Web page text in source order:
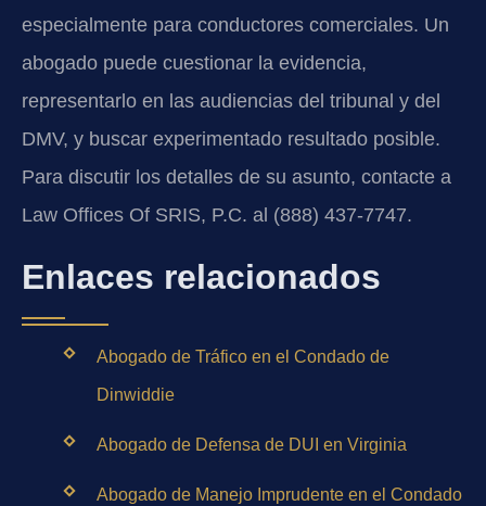
especialmente para conductores comerciales. Un
abogado puede cuestionar la evidencia,
representarlo en las audiencias del tribunal y del
DMV, y buscar experimentado resultado posible.
Para discutir los detalles de su asunto, contacte a
Law Offices Of SRIS, P.C. al (888) 437-7747.
Enlaces relacionados
Abogado de Tráfico en el Condado de
Dinwiddie
Abogado de Defensa de DUI en Virginia
Abogado de Manejo Imprudente en el Condado